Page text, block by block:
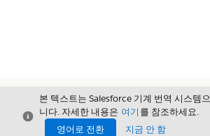
닫기
본 텍스트는 Salesforce 기계 번역 시스템
니다. 자세한 내용은 여기 를 참조하세요.
영어로 전환
지금 안 함